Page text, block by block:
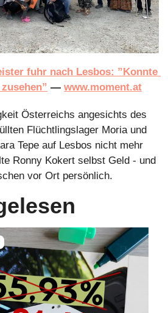
fuhr nach Lesbos: ”Konnte
— www.moment.at
Österreichs angesichts des
Flüchtlingslager Moria und
Tepe auf Lesbos nicht mehr
Ronny Kokert selbst Geld - und
vor Ort persönlich.